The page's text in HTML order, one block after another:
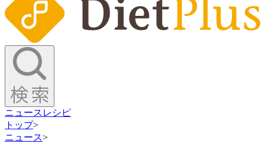
ニュース レシピ
トップ>
ニュース>